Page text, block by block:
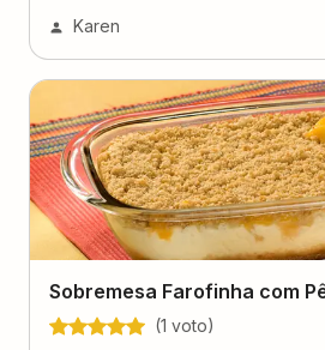
Karen
Sobremesa Farofinha com
(1 voto)